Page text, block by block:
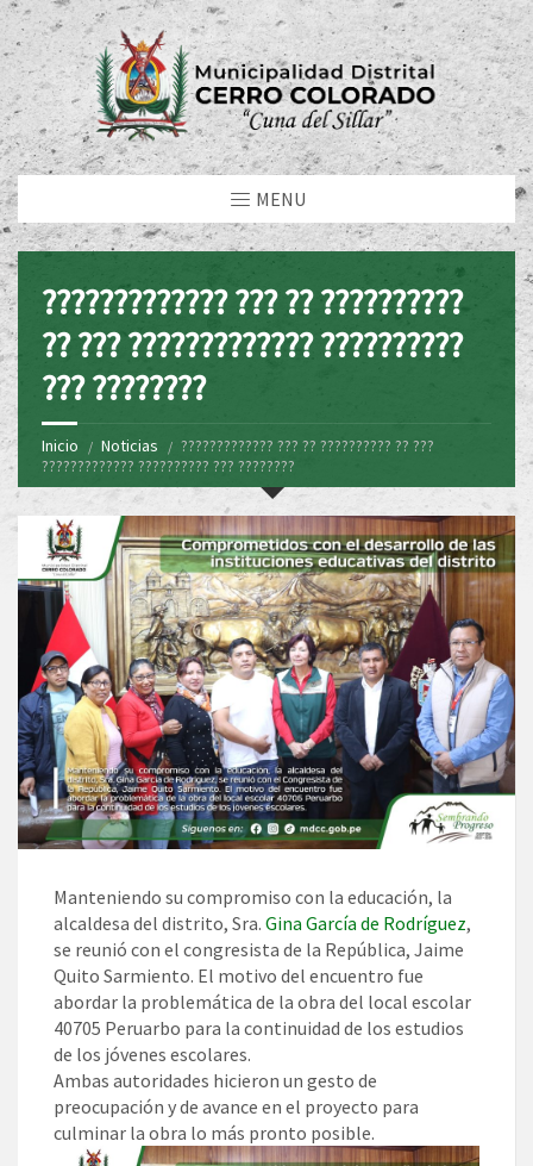
MENU
????????????? ??? ?? ??????????
?? ??? ????????????? ??????????
??? ????????
Inicio Noticias
????????????? ??? ?? ?????????? ?? ???
????????????? ?????????? ??? ????????
Manteniendo su compromiso con la educación, la
alcaldesa del distrito, Sra. Gina García de Rodríguez,
se reunió con el congresista de la República, Jaime
Quito Sarmiento. El motivo del encuentro fue
abordar la problemática de la obra del local escolar
40705 Peruarbo para la continuidad de los estudios
de los jóvenes escolares.
Ambas autoridades hicieron un gesto de
preocupación y de avance en el proyecto para
culminar la obra lo más pronto posible.